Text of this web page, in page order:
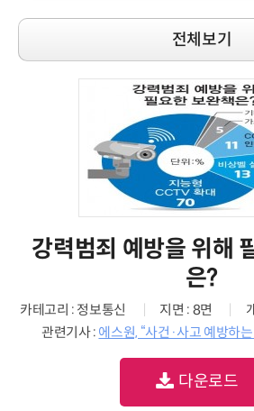
전체보기
강력범죄 예방을 위해
은?
카테고리 : 정보통신 지면 : 8면
관련기사 : 에스원, “사건·사고 예방하
다운로드